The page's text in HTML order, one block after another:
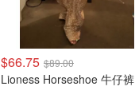
$66.75 $89.00
Lioness Horseshoe 牛仔裤